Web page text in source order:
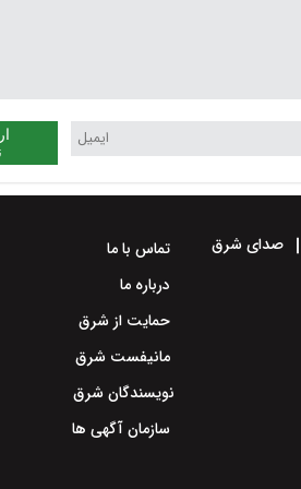
صدای شرق
تماس با ما
درباره ما
حمایت از شرق
مانیفست شرق
نویسندگان شرق
سازمان آگهی ها